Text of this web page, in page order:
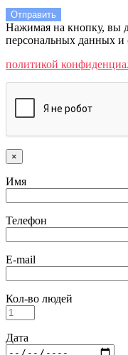
Нажимая на кнопку, вы
персональных данных и
политикой
×
Имя
Телефон
E-mail
Кол-во людей
Дата